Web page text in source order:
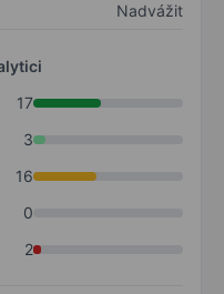
Nadvážit
17
3
16
0
2